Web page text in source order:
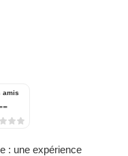
amis
: une expérience